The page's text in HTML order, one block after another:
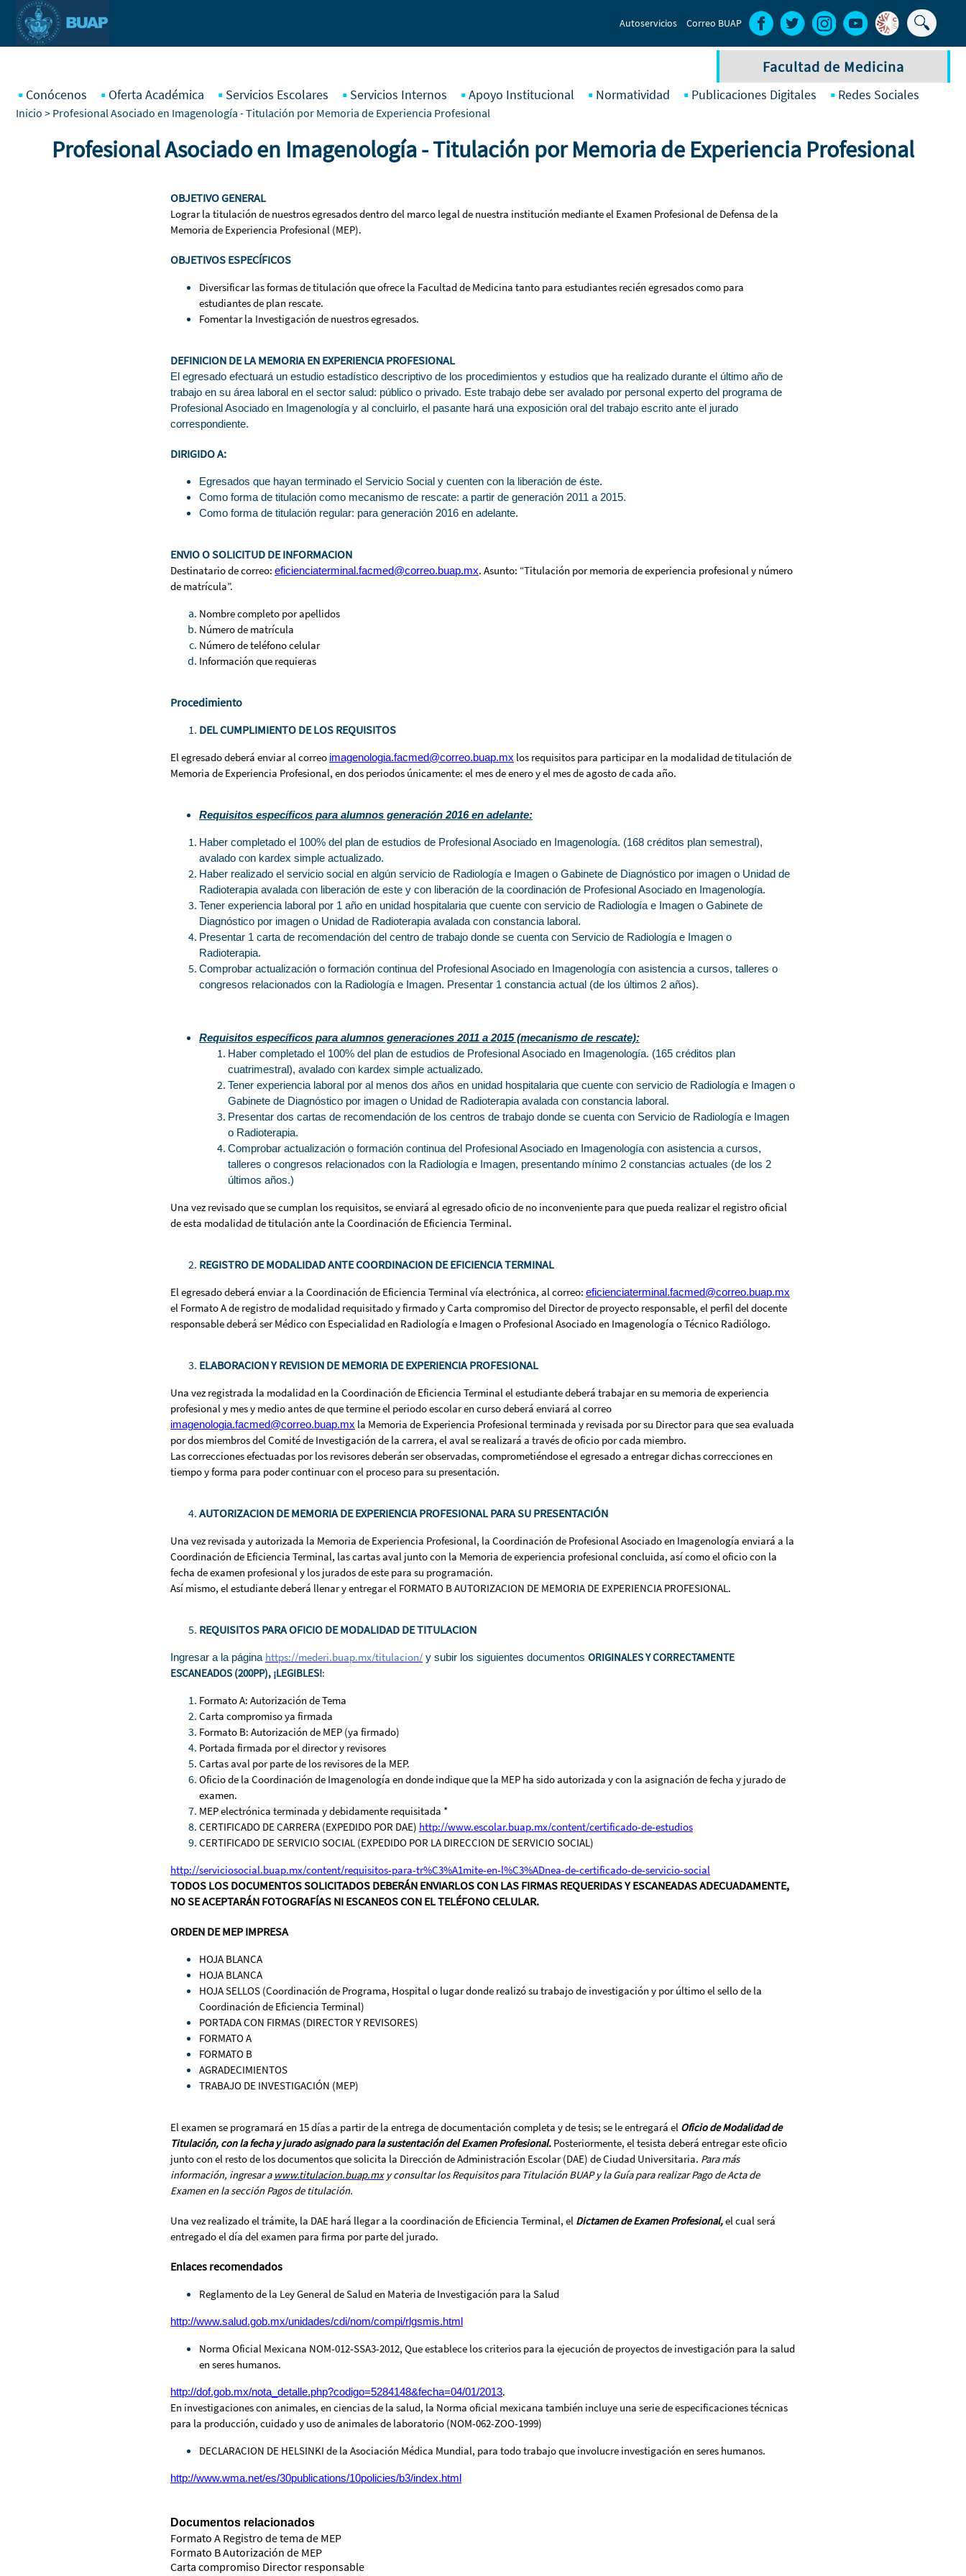
Pasar al contenido principal
Buscar
Autoservicios Correo BUAP
Facultad de Medicina
Conócenos Oferta Académica Servicios Escolares Servicios Internos Apoyo Institucional Normatividad Publicaciones Digitales Redes Sociales
Inicio > Profesional Asociado en Imagenología - Titulación por Memoria de Experiencia Profesional
Profesional Asociado en Imagenología - Titulación por Memoria de Experiencia Profesional
OBJETIVO GENERAL
Lograr la titulación de nuestros egresados dentro del marco legal de nuestra institución mediante el Examen Profesional de Defensa de la
Memoria de Experiencia Profesional (MEP).
OBJETIVOS ESPECÍFICOS
Diversificar las formas de titulación que ofrece la Facultad de Medicina tanto para estudiantes recién egresados como para
estudiantes de plan rescate.
Fomentar la Investigación de nuestros egresados.
DEFINICION DE LA MEMORIA EN EXPERIENCIA PROFESIONAL
El egresado efectuará un estudio estadístico descriptivo de los procedimientos y estudios que ha realizado durante el último año de
trabajo en su área laboral en el sector salud: público o privado. Este trabajo debe ser avalado por personal experto del programa de
Profesional Asociado en Imagenología y al concluirlo, el pasante hará una exposición oral del trabajo escrito ante el jurado
correspondiente.
DIRIGIDO A:
Egresados que hayan terminado el Servicio Social y cuenten con la liberación de éste.
Como forma de titulación como mecanismo de rescate: a partir de generación 2011 a 2015.
Como forma de titulación regular: para generación 2016 en adelante.
ENVIO O SOLICITUD DE INFORMACION
Destinatario de correo: eficienciaterminal.facmed@correo.buap.mx. Asunto: “Titulación por memoria de experiencia profesional y número
de matrícula”.
Nombre completo por apellidos
Número de matrícula
Número de teléfono celular
Información que requieras
Procedimiento
DEL CUMPLIMIENTO DE LOS REQUISITOS
El egresado deberá enviar al correo imagenologia.facmed@correo.buap.mx los requisitos para participar en la modalidad de titulación de
Memoria de Experiencia Profesional, en dos periodos únicamente: el mes de enero y el mes de agosto de cada año.
Requisitos específicos para alumnos generación 2016 en adelante:
Haber completado el 100% del plan de estudios de Profesional Asociado en Imagenología. (168 créditos plan semestral),
avalado con kardex simple actualizado.
Haber realizado el servicio social en algún servicio de Radiología e Imagen o Gabinete de Diagnóstico por imagen o Unidad de
Radioterapia avalada con liberación de este y con liberación de la coordinación de Profesional Asociado en Imagenología.
Tener experiencia laboral por 1 año en unidad hospitalaria que cuente con servicio de Radiología e Imagen o Gabinete de
Diagnóstico por imagen o Unidad de Radioterapia avalada con constancia laboral.
Presentar 1 carta de recomendación del centro de trabajo donde se cuenta con Servicio de Radiología e Imagen o
Radioterapia.
Comprobar actualización o formación continua del Profesional Asociado en Imagenología con asistencia a cursos, talleres o
congresos relacionados con la Radiología e Imagen. Presentar 1 constancia actual (de los últimos 2 años).
Requisitos específicos para alumnos generaciones 2011 a 2015 (mecanismo de rescate):
Haber completado el 100% del plan de estudios de Profesional Asociado en Imagenología. (165 créditos plan
cuatrimestral), avalado con kardex simple actualizado.
Tener experiencia laboral por al menos dos años en unidad hospitalaria que cuente con servicio de Radiología e Imagen o
Gabinete de Diagnóstico por imagen o Unidad de Radioterapia avalada con constancia laboral.
Presentar dos cartas de recomendación de los centros de trabajo donde se cuenta con Servicio de Radiología e Imagen
o Radioterapia.
Comprobar actualización o formación continua del Profesional Asociado en Imagenología con asistencia a cursos,
talleres o congresos relacionados con la Radiología e Imagen, presentando mínimo 2 constancias actuales (de los 2
últimos años.)
Una vez revisado que se cumplan los requisitos, se enviará al egresado oficio de no inconveniente para que pueda realizar el registro oficial
de esta modalidad de titulación ante la Coordinación de Eficiencia Terminal.
REGISTRO DE MODALIDAD ANTE COORDINACION DE EFICIENCIA TERMINAL
El egresado deberá enviar a la Coordinación de Eficiencia Terminal vía electrónica, al correo: eficienciaterminal.facmed@correo.buap.mx
el Formato A de registro de modalidad requisitado y firmado y Carta compromiso del Director de proyecto responsable, el perfil del docente
responsable deberá ser Médico con Especialidad en Radiología e Imagen o Profesional Asociado en Imagenología o Técnico Radiólogo.
ELABORACION Y REVISION DE MEMORIA DE EXPERIENCIA PROFESIONAL
Una vez registrada la modalidad en la Coordinación de Eficiencia Terminal el estudiante deberá trabajar en su memoria de experiencia
profesional y mes y medio antes de que termine el periodo escolar en curso deberá enviará al correo
imagenologia.facmed@correo.buap.mx la Memoria de Experiencia Profesional terminada y revisada por su Director para que sea evaluada
por dos miembros del Comité de Investigación de la carrera, el aval se realizará a través de oficio por cada miembro.
Las correcciones efectuadas por los revisores deberán ser observadas, comprometiéndose el egresado a entregar dichas correcciones en
tiempo y forma para poder continuar con el proceso para su presentación.
AUTORIZACION DE MEMORIA DE EXPERIENCIA PROFESIONAL PARA SU PRESENTACIÓN
Una vez revisada y autorizada la Memoria de Experiencia Profesional, la Coordinación de Profesional Asociado en Imagenología enviará a la
Coordinación de Eficiencia Terminal, las cartas aval junto con la Memoria de experiencia profesional concluida, así como el oficio con la
fecha de examen profesional y los jurados de este para su programación.
Así mismo, el estudiante deberá llenar y entregar el FORMATO B AUTORIZACION DE MEMORIA DE EXPERIENCIA PROFESIONAL.
REQUISITOS PARA OFICIO DE MODALIDAD DE TITULACION
Ingresar a la página https://mederi.buap.mx/titulacion/ y subir los siguientes documentos ORIGINALES Y CORRECTAMENTE
ESCANEADOS (200PP), ¡LEGIBLES!:
Formato A: Autorización de Tema
Carta compromiso ya firmada
Formato B: Autorización de MEP (ya firmado)
Portada firmada por el director y revisores
Cartas aval por parte de los revisores de la MEP.
Oficio de la Coordinación de Imagenología en donde indique que la MEP ha sido autorizada y con la asignación de fecha y jurado de
examen.
MEP electrónica terminada y debidamente requisitada *
CERTIFICADO DE CARRERA (EXPEDIDO POR DAE) http://www.escolar.buap.mx/content/certificado-de-estudios
CERTIFICADO DE SERVICIO SOCIAL (EXPEDIDO POR LA DIRECCION DE SERVICIO SOCIAL)
http://serviciosocial.buap.mx/content/requisitos-para-tr%C3%A1mite-en-l%C3%ADnea-de-certificado-de-servicio-social
TODOS LOS DOCUMENTOS SOLICITADOS DEBERÁN ENVIARLOS CON LAS FIRMAS REQUERIDAS Y ESCANEADAS ADECUADAMENTE,
NO SE ACEPTARÁN FOTOGRAFÍAS NI ESCANEOS CON EL TELÉFONO CELULAR.
ORDEN DE MEP IMPRESA
HOJA BLANCA
HOJA BLANCA
HOJA SELLOS (Coordinación de Programa, Hospital o lugar donde realizó su trabajo de investigación y por último el sello de la
Coordinación de Eficiencia Terminal)
PORTADA CON FIRMAS (DIRECTOR Y REVISORES)
FORMATO A
FORMATO B
AGRADECIMIENTOS
TRABAJO DE INVESTIGACIÓN (MEP)
El examen se programará en 15 días a partir de la entrega de documentación completa y de tesis; se le entregará el Oficio de Modalidad de
Titulación, con la fecha y jurado asignado para la sustentación del Examen Profesional. Posteriormente, el tesista deberá entregar este oficio
junto con el resto de los documentos que solicita la Dirección de Administración Escolar (DAE) de Ciudad Universitaria. Para más
información, ingresar a www.titulacion.buap.mxy consultar los Requisitos para Titulación BUAP y la Guía para realizar Pago de Acta de
Examen en la sección Pagos de titulación.
Una vez realizado el trámite, la DAE hará llegar a la coordinación de Eficiencia Terminal, el Dictamen de Examen Profesional,el cual será
entregado el día del examen para firma por parte del jurado.
Enlaces recomendados
Reglamento de la Ley General de Salud en Materia de Investigación para la Salud
http://www.salud.gob.mx/unidades/cdi/nom/compi/rlgsmis.html
Norma Oficial Mexicana NOM-012-SSA3-2012, Que establece los criterios para la ejecución de proyectos de investigación para la salud
en seres humanos.
http://dof.gob.mx/nota_detalle.php?codigo=5284148&fecha=04/01/2013.
En investigaciones con animales, en ciencias de la salud, la Norma oficial mexicana también incluye una serie de especificaciones técnicas
para la producción, cuidado y uso de animales de laboratorio (NOM-062-ZOO-1999)
DECLARACION DE HELSINKI de la Asociación Médica Mundial, para todo trabajo que involucre investigación en seres humanos.
http://www.wma.net/es/30publications/10policies/b3/index.html
Documentos relacionados
Formato A Registro de tema de MEP
Formato B Autorización de MEP
Carta compromiso Director responsable